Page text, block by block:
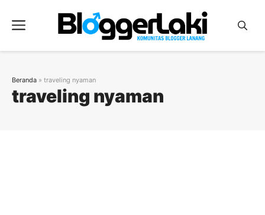
Menu
traveling nyaman
Beranda » traveling nyaman